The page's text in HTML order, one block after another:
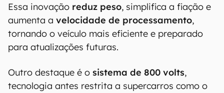
Essa inovação reduz peso, simplifica a fiação e
aumenta a velocidade de processamento,
tornando o veículo mais eficiente e preparado
para atualizações futuras.
Outro destaque é o sistema de 800 volts,
tecnologia antes restrita a supercarros como o